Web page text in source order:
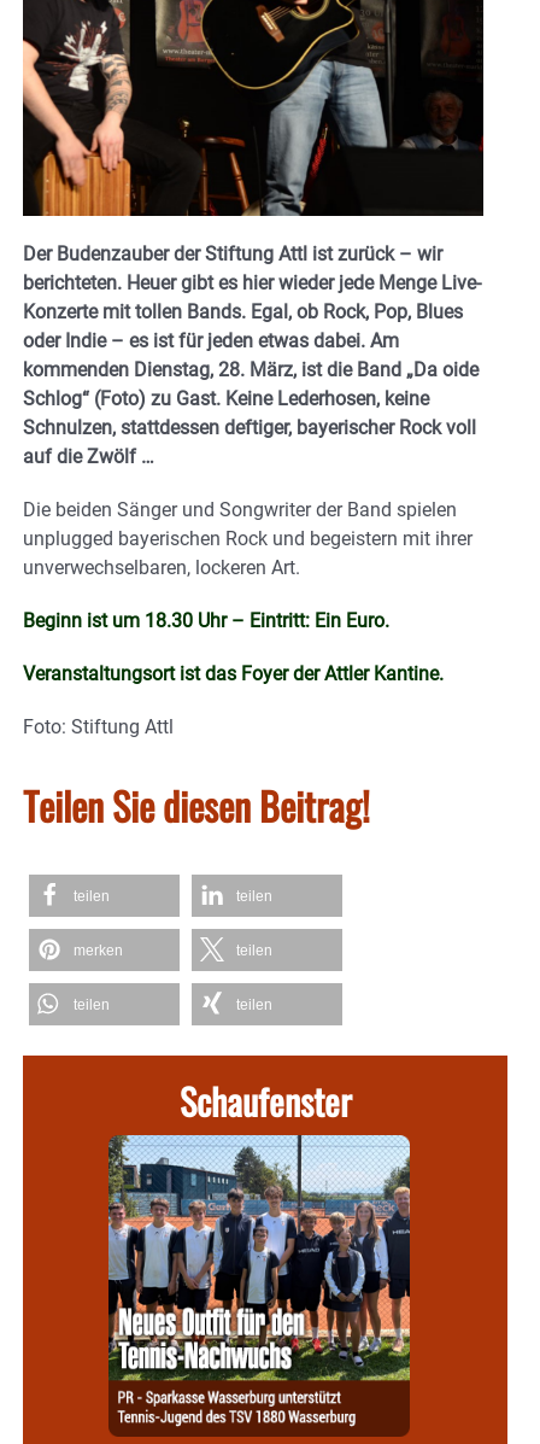
Der Budenzauber der Stiftung Attl ist zurück – wir
berichteten. Heuer gibt es hier wieder jede Menge Live-
Konzerte mit tollen Bands. Egal, ob Rock, Pop, Blues
oder Indie – es ist für jeden etwas dabei. Am
kommenden Dienstag, 28. März, ist die Band „Da oide
Schlog“ (Foto) zu Gast. Keine Lederhosen, keine
Schnulzen, stattdessen deftiger, bayerischer Rock voll
auf die Zwölf …
Die beiden Sänger und Songwriter der Band spielen
unplugged bayerischen Rock und begeistern mit ihrer
unverwechselbaren, lockeren Art.
Beginn ist um 18.30 Uhr – Eintritt: Ein Euro.
Veranstaltungsort ist das Foyer der Attler Kantine.
Foto: Stiftung Attl
Teilen Sie diesen Beitrag!
teilen teilen
merken teilen
teilen teilen
Schaufenster